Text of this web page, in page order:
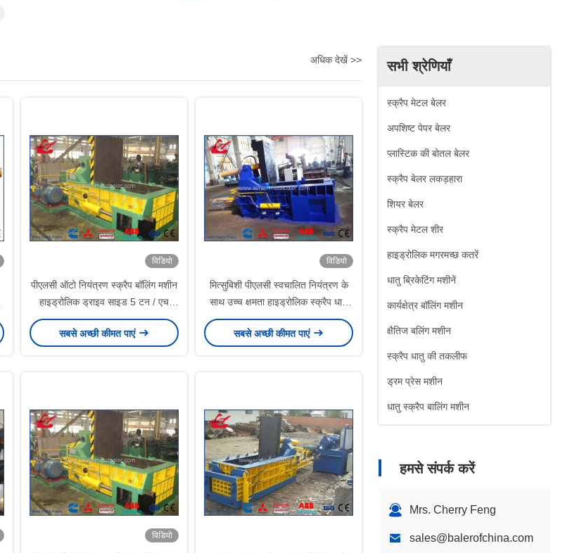
सभी श्रेणियाँ
स्क्रैप मेटल बेलर
अपशिष्ट पेपर बेलर
प्लास्टिक की बोतल बेलर
स्क्रैप बेलर लकड़हारा
शियर बेलर
स्क्रैप मेटल शीर
हाइड्रोलिक मगरमच्छ कतरें
धातु ब्रिकेटिंग मशीनें
कार्यक्षेत्र बॉलिंग मशीन
क्षैतिज बलिंग मशीन
स्क्रैप धातु की तकलीफ
ड्रम प्रेस मशीन
धातु स्क्रैप बालिंग मशीन
हमसे संपर्क करें
Mrs. Cherry Feng
sales@balerofchina.com
अधिक देखें >>
विडियो
पीएलसी ऑटो नियंत्रण स्क्रैप बॉलिंग मशीन
हाइड्रोलिक ड्राइव साइड 5 टन / एच
आउटपुट निर्वहन आउट आउट
सबसे अच्छी कीमत पाएं
विडियो
मित्सुबिशी पीएलसी स्वचालित नियंत्रण के
साथ उच्च क्षमता हाइड्रोलिक स्क्रैप धातु
बेलर
सबसे अच्छी कीमत पाएं
विडियो